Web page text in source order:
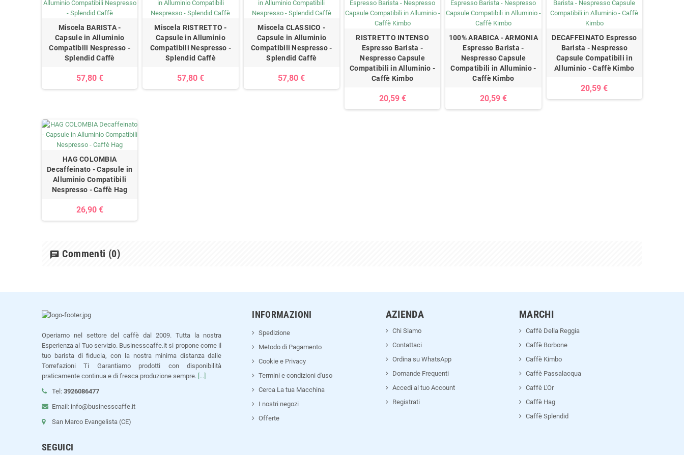
Miscela BARISTA -
Capsule in Alluminio
Compatibili Nespresso -
Splendid Caffè
57,80 €
Miscela RISTRETTO -
Capsule in Alluminio
Compatibili Nespresso -
Splendid Caffè
57,80 €
Miscela CLASSICO -
Capsule in Alluminio
Compatibili Nespresso -
Splendid Caffè
57,80 €
RISTRETTO INTENSO
Espresso Barista -
Nespresso Capsule
Compatibili in Alluminio -
Caffè Kimbo
20,59 €
100% ARABICA - ARMONIA
Espresso Barista -
Nespresso Capsule
Compatibili in Alluminio -
Caffè Kimbo
20,59 €
DECAFFEINATO Espresso
Barista - Nespresso
Capsule Compatibili in
Alluminio - Caffè Kimbo
20,59 €
HAG COLOMBIA
Decaffeinato - Capsule in
Alluminio Compatibili
Nespresso - Caffè Hag
26,90 €
chat Commenti (0)
Operiamo nel settore del caffè dal 2009. Tutta la nostra
Esperienza al Tuo servizio. Businesscaffe.it si propone come il
tuo barista di fiducia, con la nostra minima distanza dalle
Torrefazioni Ti Garantiamo prodotti con disponibilità
praticamente continua e di fresca produzione sempre. [...]
Tel: 3926086477
Email: info@businesscaffe.it
San Marco Evangelista (CE)
SEGUICI
INFORMAZIONI
Spedizione
Metodo di Pagamento
Cookie e Privacy
Termini e condizioni d'uso
Cerca La tua Macchina
I nostri negozi
Offerte
AZIENDA
Chi Siamo
Contattaci
Ordina su WhatsApp
Domande Frequenti
Accedi al tuo Account
Registrati
MARCHI
Caffè Della Reggia
Caffè Borbone
Caffè Kimbo
Caffè Passalacqua
Caffè L'Or
Caffè Hag
Caffè Splendid